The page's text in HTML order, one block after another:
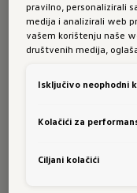
Sva ključna
modela čine
elektrizira
plug-in
pravilno, personalizirali
medija i analizirali web
vašem korištenju naše
društvenih medija,
Isključivo neophodni
Kolačići za
Ciljani kolačići